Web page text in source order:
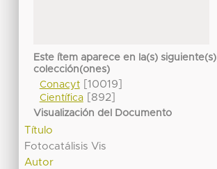
Este ítem aparece en la(s) siguiente(s)
colección(ones)
Conacyt[10019]
Científica[892]
Visualización del Documento
Título
Fotocatálisis Vis
Autor